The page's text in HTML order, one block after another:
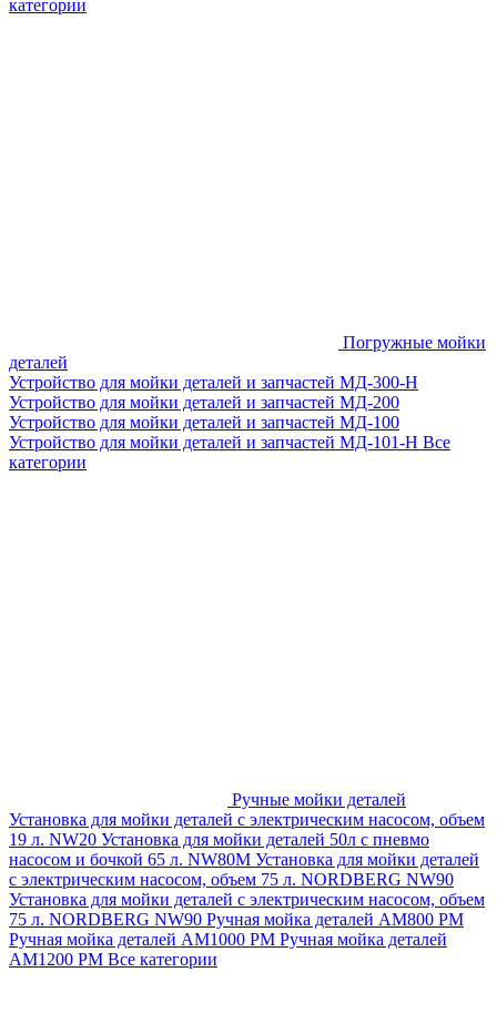
категории
Погружные мойки
деталей
Устройство для мойки деталей и запчастей МД-300-H
Устройство для мойки деталей и запчастей МД-200
Устройство для мойки деталей и запчастей МД-100
Устройство для мойки деталей и запчастей МД-101-Н Все
категории
Ручные мойки деталей
Установка для мойки деталей с электрическим насосом, объем
19 л. NW20 Установка для мойки деталей 50л с пневмо
насосом и бочкой 65 л. NW80M Установка для мойки деталей
с электрическим насосом, объем 75 л. NORDBERG NW90
Установка для мойки деталей с электрическим насосом, объем
75 л. NORDBERG NW90 Ручная мойка деталей АМ800 РМ
Ручная мойка деталей АМ1000 РМ Ручная мойка деталей
АМ1200 РМ Все категории